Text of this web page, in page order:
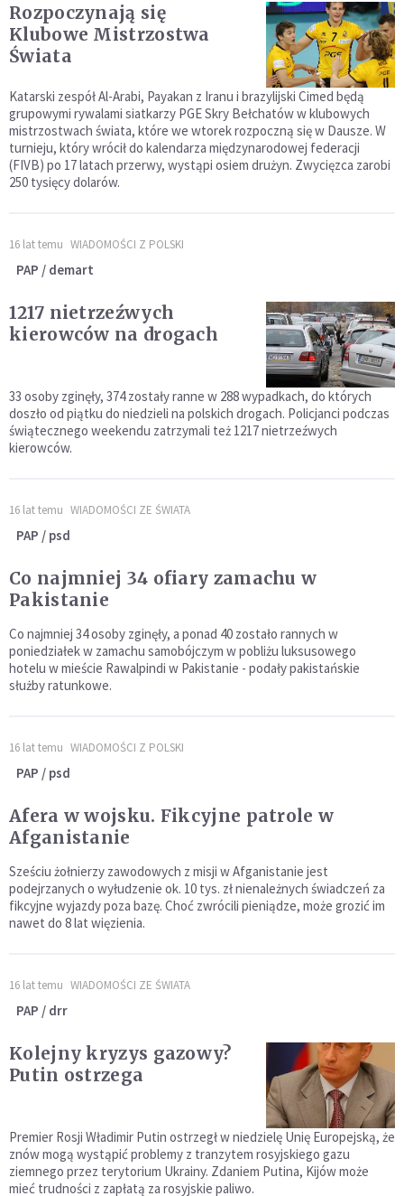
Rozpoczynają się
Klubowe Mistrzostwa
Świata
Katarski zespół Al-Arabi, Payakan z Iranu i brazylijski Cimed będą
grupowymi rywalami siatkarzy PGE Skry Bełchatów w klubowych
mistrzostwach świata, które we wtorek rozpoczną się w Dausze. W
turnieju, który wrócił do kalendarza międzynarodowej federacji
(FIVB) po 17 latach przerwy, wystąpi osiem drużyn. Zwycięzca zarobi
250 tysięcy dolarów.
16 lat temu WIADOMOŚCI Z POLSKI
PAP / demart
1217 nietrzeźwych
kierowców na drogach
33 osoby zginęły, 374 zostały ranne w 288 wypadkach, do których
doszło od piątku do niedzieli na polskich drogach. Policjanci podczas
świątecznego weekendu zatrzymali też 1217 nietrzeźwych
kierowców.
16 lat temu WIADOMOŚCI ZE ŚWIATA
PAP / psd
Co najmniej 34 ofiary zamachu w
Pakistanie
Co najmniej 34 osoby zginęły, a ponad 40 zostało rannych w
poniedziałek w zamachu samobójczym w pobliżu luksusowego
hotelu w mieście Rawalpindi w Pakistanie - podały pakistańskie
służby ratunkowe.
16 lat temu WIADOMOŚCI Z POLSKI
PAP / psd
Afera w wojsku. Fikcyjne patrole w
Afganistanie
Sześciu żołnierzy zawodowych z misji w Afganistanie jest
podejrzanych o wyłudzenie ok. 10 tys. zł nienależnych świadczeń za
fikcyjne wyjazdy poza bazę. Choć zwrócili pieniądze, może grozić im
nawet do 8 lat więzienia.
16 lat temu WIADOMOŚCI ZE ŚWIATA
PAP / drr
Kolejny kryzys gazowy?
Putin ostrzega
Premier Rosji Władimir Putin ostrzegł w niedzielę Unię Europejską, że
znów mogą wystąpić problemy z tranzytem rosyjskiego gazu
ziemnego przez terytorium Ukrainy. Zdaniem Putina, Kijów może
mieć trudności z zapłatą za rosyjskie paliwo.